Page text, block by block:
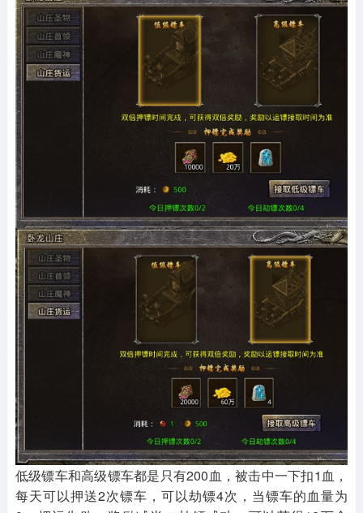
低级镖车和高级镖车都是只有200血，被击中一下扣1血，
每天可以押送2次镖车，可以劫镖4次，当镖车的血量为